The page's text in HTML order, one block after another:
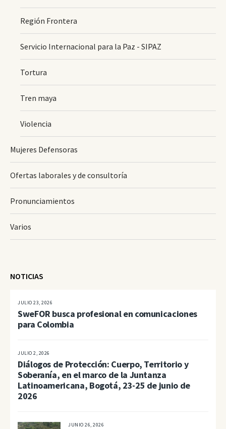
Región Frontera
Servicio Internacional para la Paz - SIPAZ
Tortura
Tren maya
Violencia
Mujeres Defensoras
Ofertas laborales y de consultoría
Pronunciamientos
Varios
NOTICIAS
JULIO 23, 2026
SweFOR busca profesional en comunicaciones
para Colombia
JULIO 2, 2026
Diálogos de Protección: Cuerpo, Territorio y
Soberanía, en el marco de la Juntanza
Latinoamericana, Bogotá, 23-25 de junio de
2026
JUNIO 26, 2026